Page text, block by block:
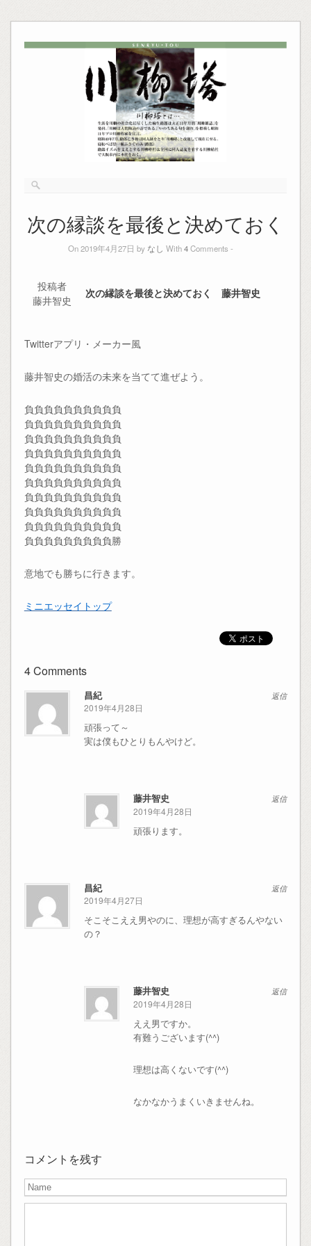
次の縁談を最後と決めておく
On 2019年4月27日 by なし With4Comments -
投稿者
藤井智史
次の縁談を最後と決めておく 藤井智史
Twitterアプリ・メーカー風
藤井智史の婚活の未来を当てて進ぜよう。
負負負負負負負負負負
負負負負負負負負負負
負負負負負負負負負負
負負負負負負負負負負
負負負負負負負負負負
負負負負負負負負負負
負負負負負負負負負負
負負負負負負負負負負
負負負負負負負負負負
負負負負負負負負負勝
意地でも勝ちに行きます。
ミニエッセイトップ
4 Comments
返信
昌紀
2019年4月28日
頑張って～
実は僕もひとりもんやけど。
返信
藤井智史
2019年4月28日
頑張ります。
返信
昌紀
2019年4月27日
そこそこええ男やのに、理想が高すぎるんやない
の？
返信
藤井智史
2019年4月28日
ええ男ですか。
有難うございます(^^)
理想は高くないです(^^)
なかなかうまくいきませんね。
コメントを残す